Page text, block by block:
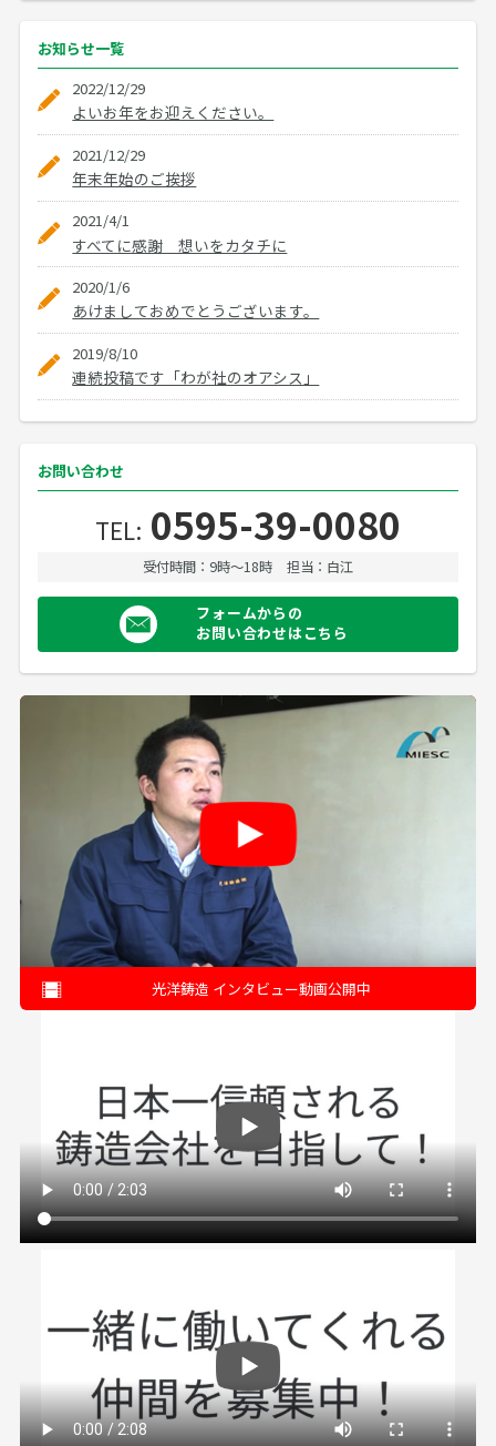
お知らせ一覧
2022/12/29
よいお年をお迎えください。
2021/12/29
年末年始のご挨拶
2021/4/1
すべてに感謝 想いをカタチに
2020/1/6
あけましておめでとうございます。
2019/8/10
連続投稿です「わが社のオアシス」
お問い合わせ
TEL: 0595-39-0080
受付時間：9時〜18時 担当：白江
フォームからの
お問い合わせはこちら
光洋鋳造 インタビュー動画公開中